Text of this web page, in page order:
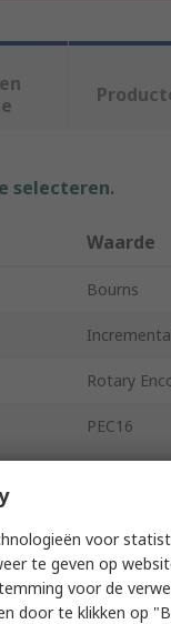
selecteren.
Waarde
Bourns
Rotary
PEC16
Quadrature
Solid
voor
te geven op
voor de
door te klikken op